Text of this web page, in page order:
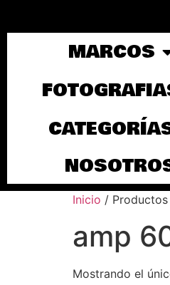
MARCOS
Inicio /
amp
Mostrando el